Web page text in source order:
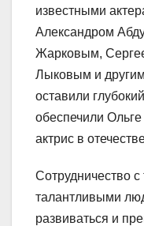
известными
Александром
Жарковым,
Лыковым и
оставили
обеспечили
актрис в
Сотрудничество
талантливыми
развиваться и